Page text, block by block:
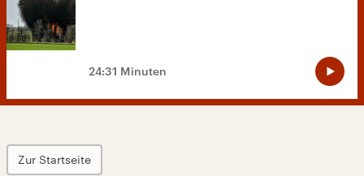
24:31 Minuten
Zur Startseite